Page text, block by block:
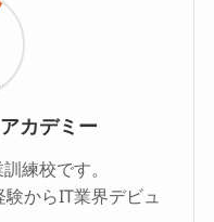
カデミー
練校です。
からIT業界デビュ